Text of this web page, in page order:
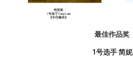
最佳作品奖
1号选手 简妮